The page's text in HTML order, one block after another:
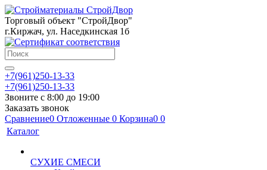
Торговый объект "СтройДвор"
г.Киржач, ул. Наседкинская 1б
+7(961)250-13-33
+7(961)250-13-33
Звоните с 8:00 до 19:00
Заказать звонок
Сравнение0 Отложенные 0 Корзина0 0
Каталог
СУХИЕ СМЕСИ